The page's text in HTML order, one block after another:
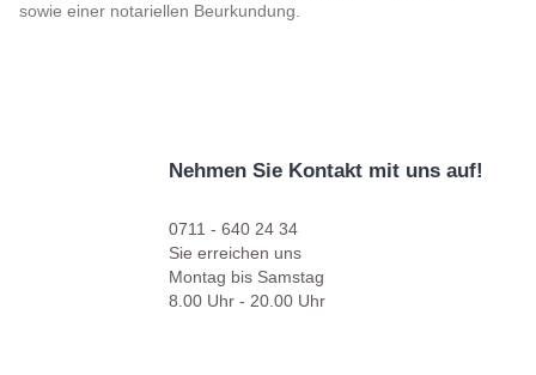
sowie einer notariellen Beurkundung.
Nehmen Sie Kontakt mit uns auf!
0711 - 640 24 34
Sie erreichen uns
Montag bis Samstag
8.00 Uhr - 20.00 Uhr